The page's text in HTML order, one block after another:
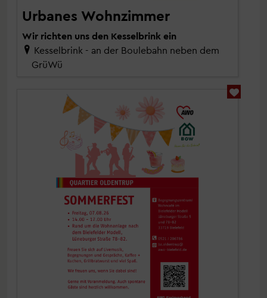
Urbanes Wohnzimmer
Wir richten uns den Kesselbrink ein
Kesselbrink - an der Boulebahn neben dem
GrüWü